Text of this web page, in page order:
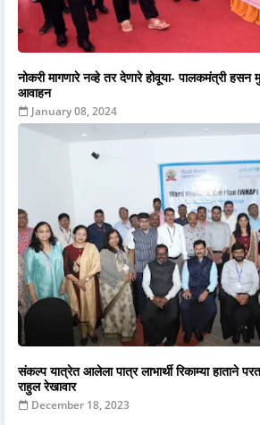
नोकरी मागणारे नव्हे तर देणारे होवूया- पालकमंत्री हसन
आवाहन
January 08, 2024
संकल्प यात्रेत आलेला पात्र लाभार्थी रिकाम्या हाताने
राहुल रेखावार
December 18, 2023